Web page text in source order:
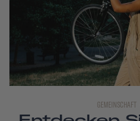
GEMEINSCHAFT